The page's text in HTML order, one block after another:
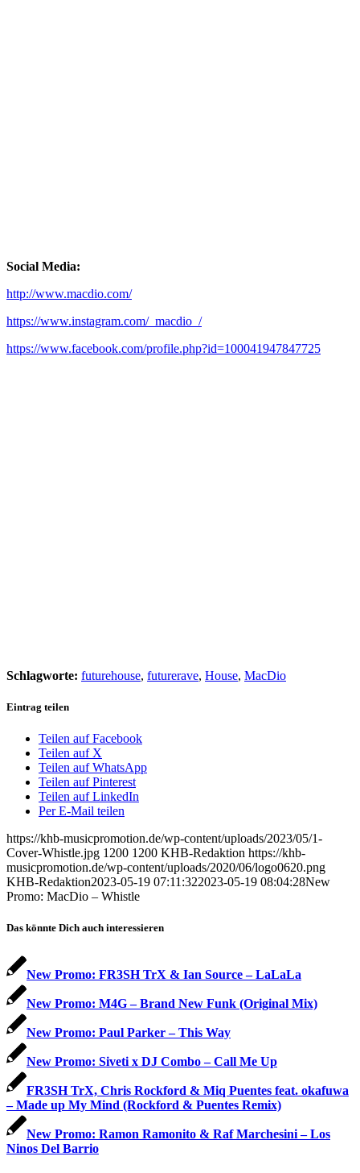
Social Media:
http://www.macdio.com/
https://www.instagram.com/_macdio_/
https://www.facebook.com/profile.php?id=100041947847725
Schlagworte: futurehouse, futurerave, House, MacDio
Eintrag teilen
Teilen auf Facebook
Teilen auf X
Teilen auf WhatsApp
Teilen auf Pinterest
Teilen auf LinkedIn
Per E-Mail teilen
https://khb-musicpromotion.de/wp-content/uploads/2023/05/1-
Cover-Whistle.jpg 1200 1200 KHB-Redaktion https://khb-
musicpromotion.de/wp-content/uploads/2020/06/logo0620.png
KHB-Redaktion2023-05-19 07:11:322023-05-19 08:04:28New
Promo: MacDio – Whistle
Das könnte Dich auch interessieren
New Promo: FR3SH TrX & Ian Source – LaLaLa
New Promo: M4G – Brand New Funk (Original Mix)
New Promo: Paul Parker – This Way
New Promo: Siveti x DJ Combo – Call Me Up
FR3SH TrX, Chris Rockford & Miq Puentes feat. okafuwa
– Made up My Mind (Rockford & Puentes Remix)
New Promo: Ramon Ramonito & Raf Marchesini – Los
Ninos Del Barrio